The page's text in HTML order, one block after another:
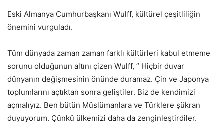
Eski Almanya Cumhurbaşkanı Wulff, kültürel çeşitliliğin
önemini vurguladı.
Tüm dünyada zaman zaman farklı kültürleri kabul etmeme
sorunu olduğunun altını çizen Wulff, ” Hiçbir duvar
dünyanın değişmesinin önünde duramaz. Çin ve Japonya
toplumlarını açtıktan sonra geliştiler. Biz de kendimizi
açmalıyız. Ben bütün Müslümanlara ve Türklere şükran
duyuyorum. Çünkü ülkemizi daha da zenginleştirdiler.